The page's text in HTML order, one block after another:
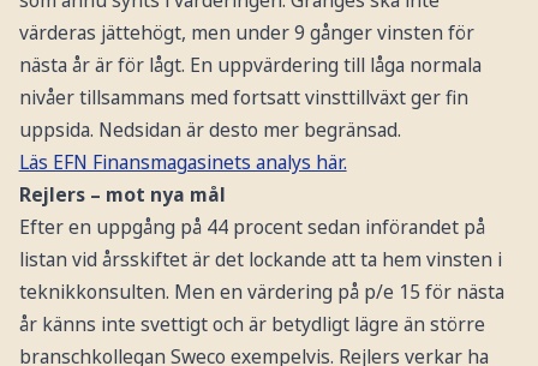
värderas jättehögt, men under 9 gånger vinsten för
nästa år är för lågt. En uppvärdering till låga normala
nivåer tillsammans med fortsatt vinsttillväxt ger fin
uppsida. Nedsidan är desto mer begränsad.
Läs EFN Finansmagasinets analys här.
Rejlers – mot nya mål
Efter en uppgång på 44 procent sedan införandet på
listan vid årsskiftet är det lockande att ta hem vinsten i
teknikkonsulten. Men en värdering på p/e 15 för nästa
år känns inte svettigt och är betydligt lägre än större
branschkollegan Sweco exempelvis. Rejlers verkar ha